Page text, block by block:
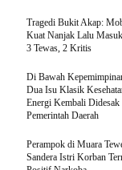
Tragedi Bukit Akap:
Kuat Nanjak Lalu
3 Tewas, 2 Kritis
Di Bawah
Dua Isu Klasik
Energi Kembali Didesak
Pemerintah Daerah
Perampok di Muara
Sandera Istri Korban